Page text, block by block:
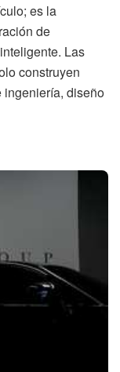
es la
de
Las
construyen
ingeniería, diseño